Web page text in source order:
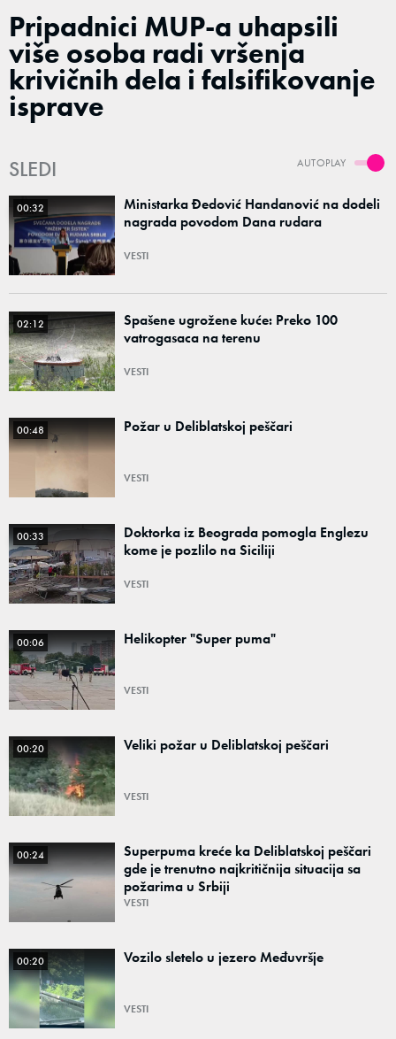
Pripadnici MUP-a uhapsili
više osoba radi vršenja
krivičnih dela i falsifikovanje
isprave
AUTOPLAY
SLEDI
00:32
Ministarka Đedović Handanović na dodeli
nagrada povodom Dana rudara
VESTI
02:12
Spašene ugrožene kuće: Preko 100
vatrogasaca na terenu
VESTI
00:48 Požar u Deliblatskoj peščari
VESTI
00:33
Doktorka iz Beograda pomogla Englezu
kome je pozlilo na Siciliji
VESTI
00:06 Helikopter "Super puma"
VESTI
00:20 Veliki požar u Deliblatskoj peščari
VESTI
00:24
Superpuma kreće ka Deliblatskoj peščari
gde je trenutno najkritičnija situacija sa
požarima u Srbiji
VESTI
00:20 Vozilo sletelo u jezero Međuvršje
VESTI